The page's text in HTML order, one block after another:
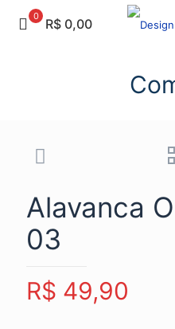
0 R$ 0,00
Alavanca
03
R$ 49,90